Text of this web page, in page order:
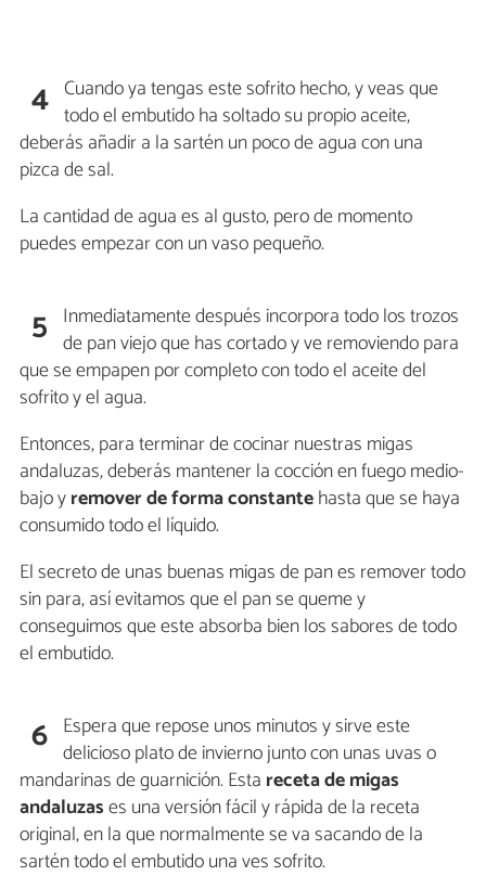
4 Cuando ya tengas este sofrito hecho, y veas que
todo el embutido ha soltado su propio aceite,
deberás añadir a la sartén un poco de agua con una
pizca de sal.
La cantidad de agua es al gusto, pero de momento
puedes empezar con un vaso pequeño.
5 Inmediatamente después incorpora todo los trozos
de pan viejo que has cortado y ve removiendo para
que se empapen por completo con todo el aceite del
sofrito y el agua.
Entonces, para terminar de cocinar nuestras migas
andaluzas, deberás mantener la cocción en fuego medio-
bajo yremover de forma constantehasta que se haya
consumido todo el líquido.
El secreto de unas buenas migas de pan es remover todo
sin para, así evitamos que el pan se queme y
conseguimos que este absorba bien los sabores de todo
el embutido.
6 Espera que repose unos minutos y sirve este
delicioso plato de invierno junto con unas uvas o
mandarinas de guarnición. Esta receta de migas
andaluzases una versión fácil y rápida de la receta
original, en la que normalmente se va sacando de la
sartén todo el embutido una ves sofrito.